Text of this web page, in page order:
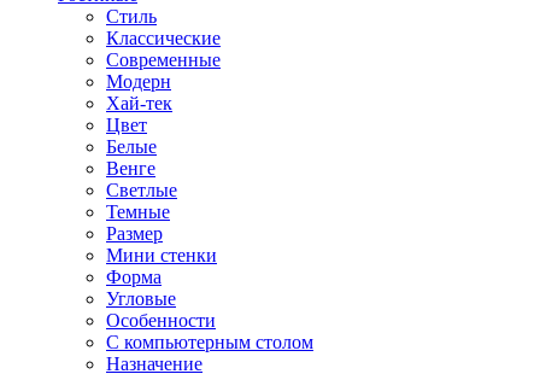
Стиль
Классические
Современные
Модерн
Хай-тек
Цвет
Белые
Венге
Светлые
Темные
Размер
Мини стенки
Форма
Угловые
Особенности
С компьютерным столом
Назначение